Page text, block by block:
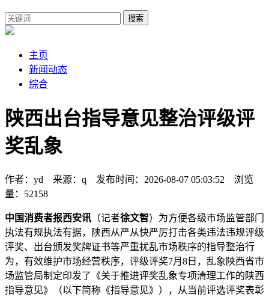
搜索
主页
新闻动态
综合
陕西出台指导意见整治评级评
奖乱象
作者：yd 来源：q 发布时间：2026-08-07 05:03:52 浏览
量：52158
中国消费者报西安讯 （记者徐文智）为方便各级市场监管部门
执法有规执法有据，陕西从严从快严厉打击各类违法违规评级
评奖、出台颁发奖牌证书等严重扰乱市场秩序的指导整治行
为，有效维护市场经营秩序，评级评奖7月8日，乱象陕西省市
场监管局制定印发了《关于推进评奖乱象专项清理工作的陕西
指导意见》（以下简称《指导意见》），从当前评选评奖表彰